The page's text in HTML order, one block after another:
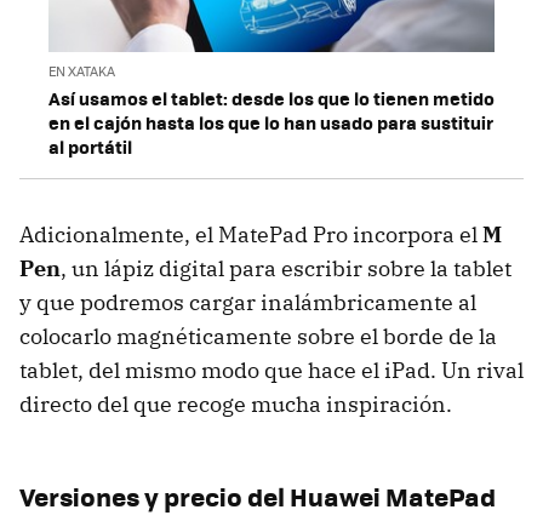
EN XATAKA
Así usamos el tablet: desde los que lo tienen metido
en el cajón hasta los que lo han usado para sustituir
al portátil
Adicionalmente, el MatePad Pro incorpora elM
Pen, un lápiz digital para escribir sobre la tablet
y que podremos cargar inalámbricamente al
colocarlo magnéticamente sobre el borde de la
tablet, del mismo modo que hace el iPad. Un rival
directo del que recoge mucha inspiración.
Versiones y precio del Huawei MatePad